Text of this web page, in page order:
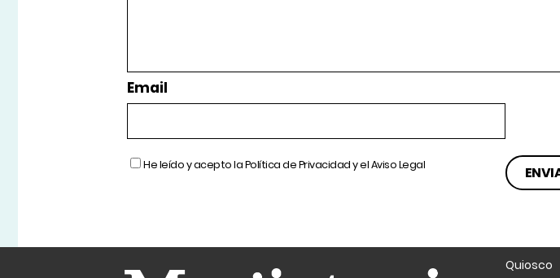
Email
He leído y acepto laPolítica de Privacidady elAviso Legal
Quiosco